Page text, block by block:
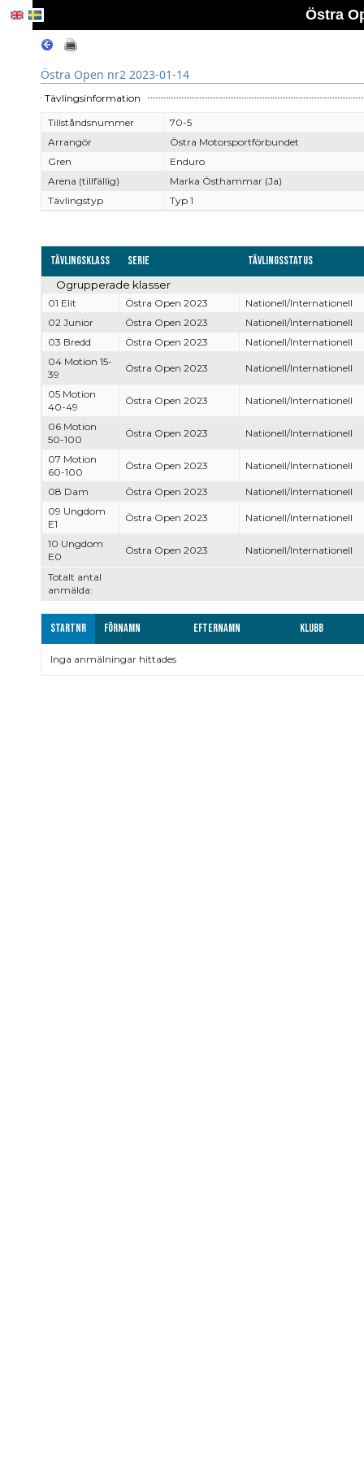
Östra
Östra Open nr2 2023-01-14
Tävlingsinformation
Tillståndsnummer
70-5
Arrangör
Östra Motorsportförbundet
Gren
Enduro
Arena (tillfällig)
Marka Östhammar (Ja)
Tävlingstyp
Typ 1
Tävlingsklass Serie Tävlingsstatus
Totalt antal
anmälda:
Ogrupperade klasser
01 Elit Östra Open 2023
Nationell/Internationell
02 Junior
Östra Open 2023
Nationell/Internationell
03 Bredd
Östra Open 2023
Nationell/Internationell
04 Motion 15-
39
Östra Open 2023 Nationell/Internationell
05 Motion
40-49
Östra Open 2023 Nationell/Internationell
06 Motion
50-100
Östra Open 2023 Nationell/Internationell
07 Motion
60-100
Östra Open 2023 Nationell/Internationell
08 Dam Östra Open 2023
Nationell/Internationell
09 Ungdom
E1
Östra Open 2023 Nationell/Internationell
10 Ungdom
E0
Östra Open 2023 Nationell/Internationell
Startnr Förnamn Efternamn Klubb
Inga anmälningar hittades